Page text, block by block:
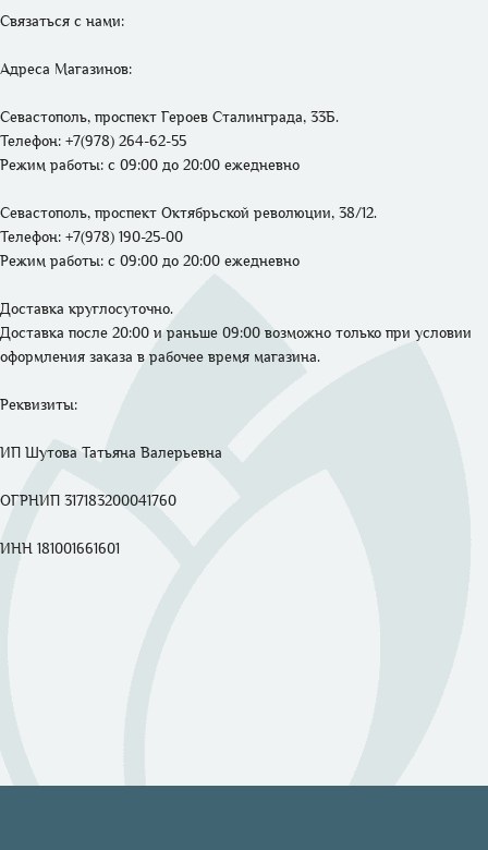
Связаться с нами:
Адреса Магазинов:
Севастополь, проспект Героев Сталинграда, 33Б.
Телефон: +7(978) 264-62-55
Режим работы: с 09:00 до 20:00 ежедневно
Севастополь, проспект Октябрьской революции, 38/12.
Телефон: +7(978) 190-25-00
Режим работы: с 09:00 до 20:00 ежедневно
Доставка круглосуточно.
Доставка после 20:00 и раньше 09:00 возможно только при условии
оформления заказа в рабочее время магазина.
Реквизиты:
ИП Шутова Татьяна Валерьевна
ОГРНИП 317183200041760
ИНН 181001661601